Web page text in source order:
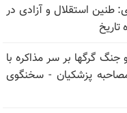
طنین استقلال و آزادی در
جنگ گرگها بر سر مذاکره با
پزشکیان - سخنگوی